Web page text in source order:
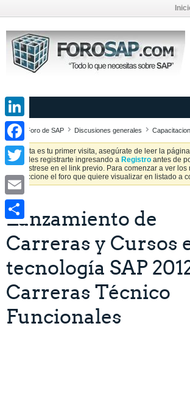
Foro de SAP Discusiones generales
Si esta es tu primer visita, asegúrate de leer la
Puedes registrarte ingresando a Registro antes de
Regístrese en el link previo. Para comenzar a ver los
seleccione el foro que quiere visualizar en listado a
Lanzamiento de
Carreras y Cursos
tecnología SAP
Carreras Técnico
Funcionales
LinkedIn
Facebook
Twitter
Email